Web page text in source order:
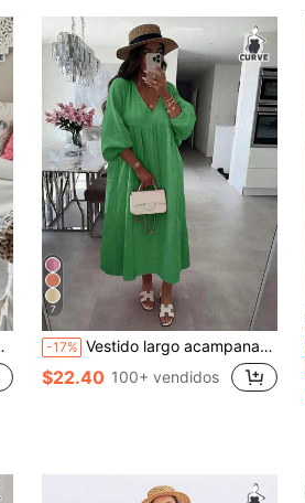
7
-17% Vestido largo acampanado de talla grande para mujer con cuello en V y mangas obispo en color verde, ajuste holgado y cómodo, elección perfecta para vacaciones de verano y uso casual elegante
$22.40 100+ vendidos